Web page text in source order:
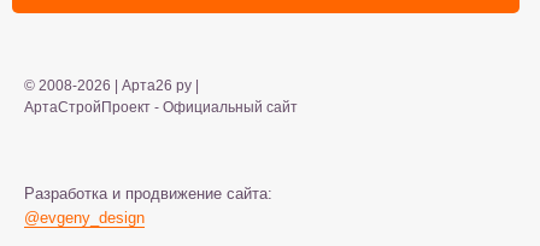
© 2008-2026 | Арта26 ру |
АртаСтройПроект - Официальный сайт
Разработка и продвижение сайта:
@evgeny_design